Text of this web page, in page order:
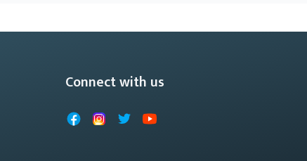
Connect with us
FacebookInstagram
X YouTube